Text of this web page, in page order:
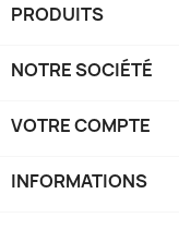
PRODUITS
NOTRE SOCIÉTÉ
VOTRE COMPTE
INFORMATIONS